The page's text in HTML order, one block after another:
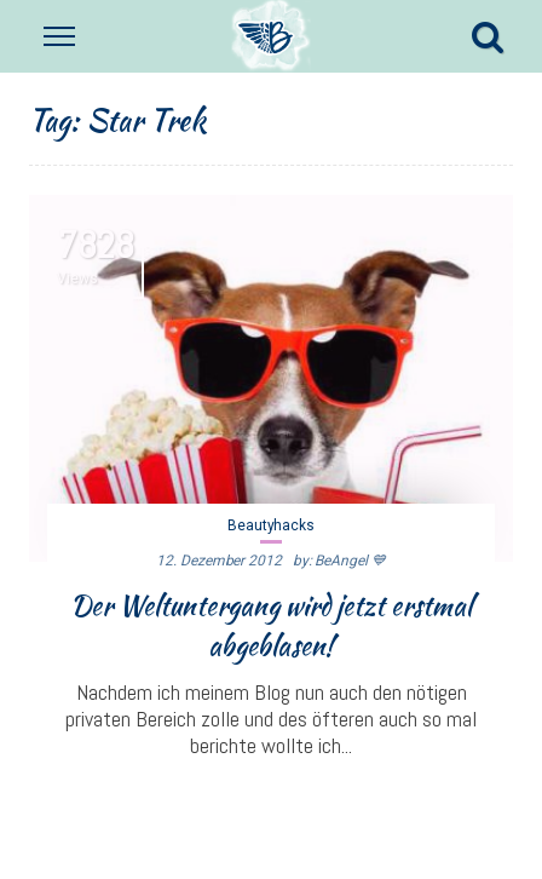
Tag:Star Trek
7828
Views
Beautyhacks
12. Dezember 2012 By: BeAngel 💙
Der Weltuntergang wird jetzt erstmal
abgeblasen!
Nachdem ich meinem Blog nun auch den nötigen
privaten Bereich zolle und des öfteren auch so mal
berichte wollte ich...